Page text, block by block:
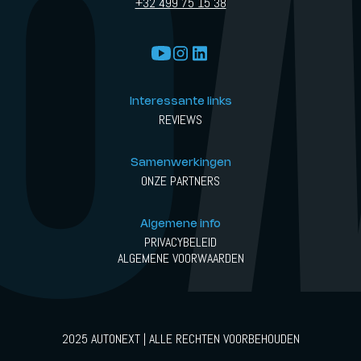
Interessante links
REVIEWS
Samenwerkingen
ONZE PARTNERS
Algemene info
PRIVACYBELEID
ALGEMENE VOORWAARDEN
2025 AUTONEXT | ALLE RECHTEN VOORBEHOUDEN